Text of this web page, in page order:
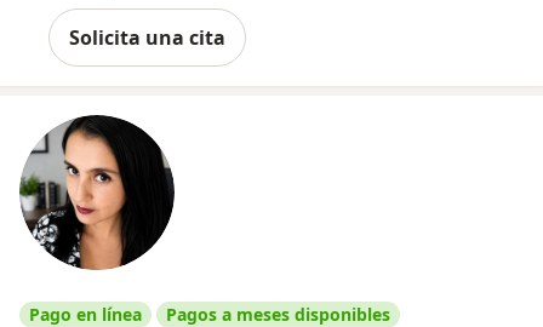
Solicita una cita
Pago en línea Pagos a meses disponibles